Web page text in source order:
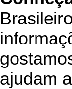
g
ajudam